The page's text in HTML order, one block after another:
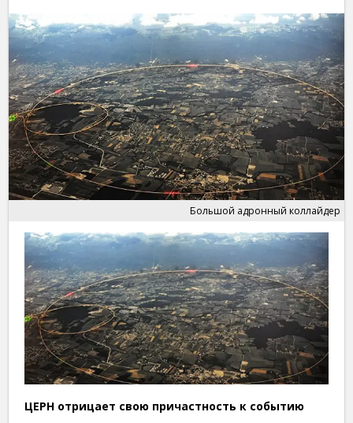
Большой адронный коллайдер
ЦЕРН отрицает свою причастность к событию